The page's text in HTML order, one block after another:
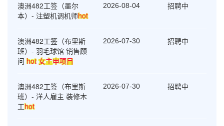
澳洲482工签（墨尔
本）- 注塑机调机师hot
2026-08-04 招聘中
澳洲482工签（布里斯
班）- 羽毛球馆 销售顾
问 hot 女主申项目
2026-07-30 招聘中
澳洲482工签（布里斯
班）- 洋人雇主 装修木
工hot
2026-07-30 招聘中